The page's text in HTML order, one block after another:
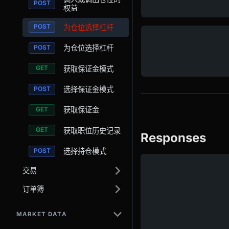
权益
为仓位选择杠杆
为仓位选择杠杆
获取保证金模式
选择保证金模式
获取保证金
获取职位历史记录
选择持仓模式
交易
订单簿
MARKET DATA
Responses